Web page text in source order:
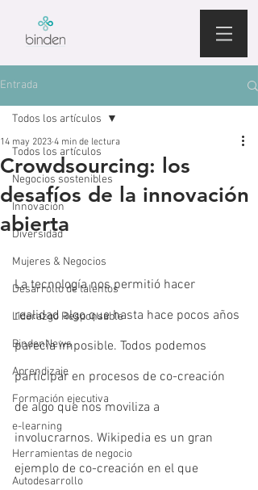
Entrada
Todos los artículos
Negocios sostenibles
Innovación
Diversidad
Mujeres & Negocios
Desarrollo de talentos
Liderazgo Responsable
BindenNews
Aprendizaje
Formación ejecutiva
e-learning
Herramientas de negocio
Autodesarrollo
Todos los artículos
Crowdsourcing: los
desafíos de la innovación
abierta
14 may 2023 4 min de lectura
La tecnología nos permitió hacer
realidad algo que hasta hace pocos años
parecía imposible. Todos podemos
participar en procesos de co-creación
de algo que nos moviliza a
involucrarnos. Wikipedia es un gran
ejemplo de co-creación en el que